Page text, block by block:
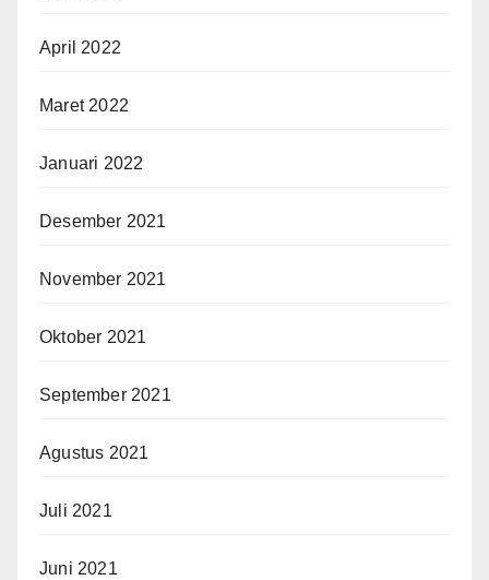
April 2022
Maret 2022
Januari 2022
Desember 2021
November 2021
Oktober 2021
September 2021
Agustus 2021
Juli 2021
Juni 2021